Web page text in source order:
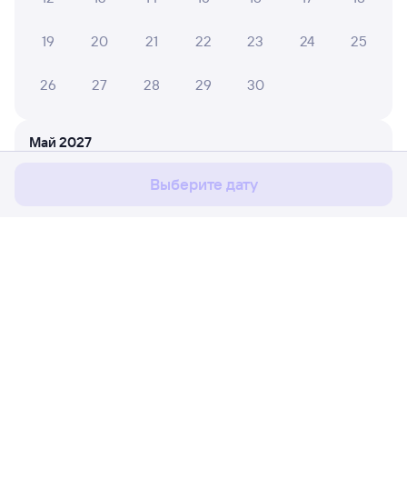
19 20 21 22 23 24 25
26 27 28 29 30
Май 2027
Выберите дату